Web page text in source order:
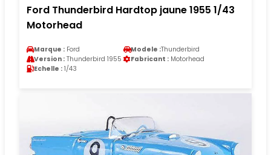
Ford Thunderbird Hardtop jaune 1955 1/43
Motorhead
Marque : Ford Modele :Thunderbird
Version : Thunderbird 1955 Fabricant : Motorhead
Echelle : 1/43